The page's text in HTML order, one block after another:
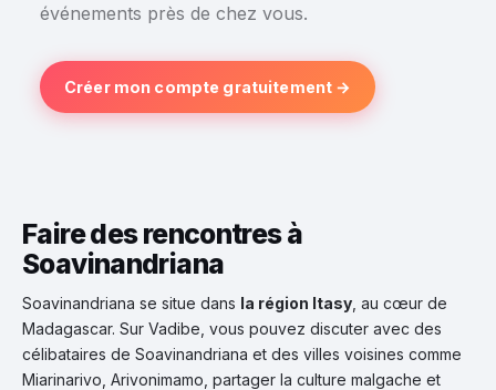
événements près de chez vous.
Créer mon compte gratuitement →
Faire des rencontres à
Soavinandriana
Soavinandriana se situe dans la région Itasy , au cœur de
Madagascar. Sur Vadibe, vous pouvez discuter avec des
célibataires de Soavinandriana et des villes voisines comme
Miarinarivo, Arivonimamo, partager la culture malgache et